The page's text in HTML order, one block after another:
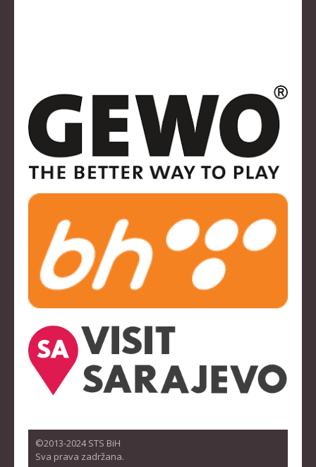
©2013-2024 STS BiH
Sva prava zadržana.